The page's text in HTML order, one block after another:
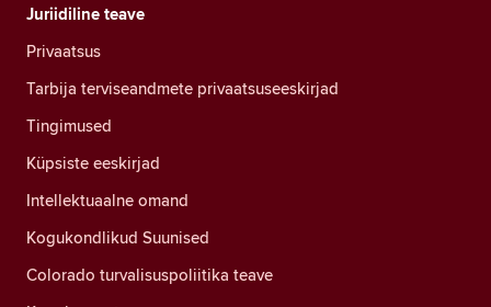
Juriidiline teave
Privaatsus
Tarbija terviseandmete privaatsuseeskirjad
Tingimused
Küpsiste eeskirjad
Intellektuaalne omand
Kogukondlikud Suunised
Colorado turvalisuspoliitika teave